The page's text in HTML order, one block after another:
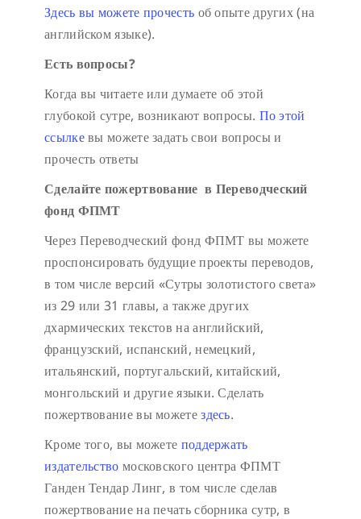
Здесь вы можете прочесть об опыте других (на
английском языке).
Есть вопросы?
Когда вы читаете или думаете об этой
глубокой сутре, возникают вопросы. По этой
ссылкевы можете задать свои вопросы и
прочесть ответы
Сделайте пожертвование в Переводческий
фонд ФПМТ
Через Переводческий фонд ФПМТ вы можете
проспонсировать будущие проекты переводов,
в том числе версий «Сутры золотистого света»
из 29 или 31 главы, а также других
дхармических текстов на английский,
французский, испанский, немецкий,
итальянский, португальский, китайский,
монгольский и другие языки. Сделать
пожертвование вы можетездесь.
Кроме того, вы можете поддержать
издательство московского центра ФПМТ
Ганден Тендар Линг, в том числе сделав
пожертвование на печать сборника сутр, в